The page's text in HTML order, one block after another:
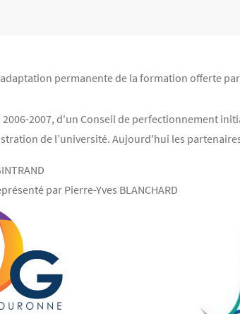
permanente de la formation offerte
2007, d'un Conseil de perfectionnement
de l’université. Aujourd'hui les
par Pierre-Yves BLANCHARD